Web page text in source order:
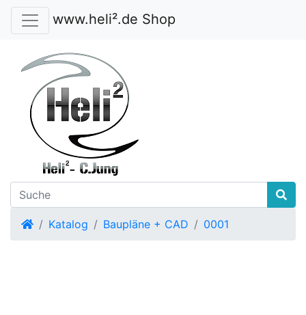
www.heli².de Shop
Startseite
Katalog Baupläne + CAD 0001